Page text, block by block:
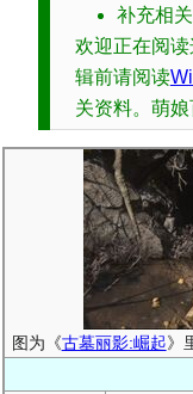
补充相
欢迎正在阅
辑前请阅读
关资料。萌娘
图为《古墓丽影:崛起》